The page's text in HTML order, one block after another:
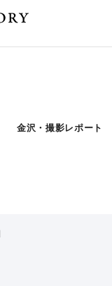
金沢・撮影レポート